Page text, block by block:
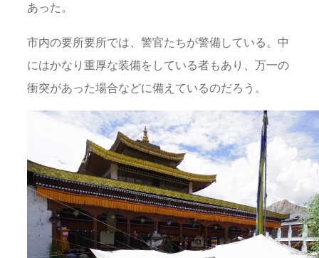
あった。
市内の要所要所では、警官たちが警備している。中
にはかなり重厚な装備をしている者もあり、万一の
衝突があった場合などに備えているのだろう。